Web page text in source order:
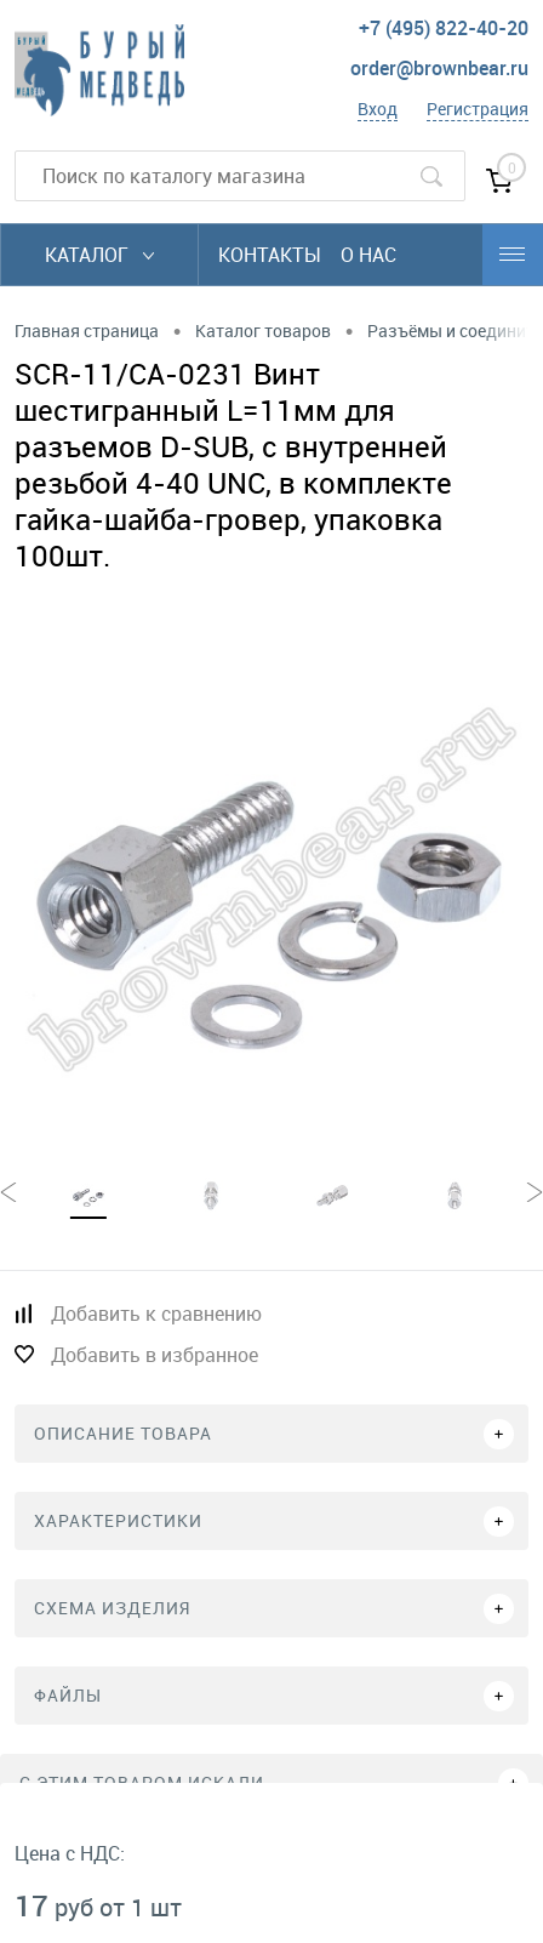
+7 (495) 822-40-20
order@brownbear.ru
Вход Регистрация
0
КАТАЛОГ КОНТАКТЫ О НАС
Главная страница • Каталог товаров • Разъёмы и
SCR-11/CA-0231 Винт
шестигранный L=11мм для
разъемов D-SUB, с внутренней
резьбой 4-40 UNC, в комплекте
гайка-шайба-гровер, упаковка
100шт.
Добавить к сравнению
Добавить в избранное
ОПИСАНИЕ ТОВАРА
ХАРАКТЕРИСТИКИ
СХЕМА ИЗДЕЛИЯ
ФАЙЛЫ
C ЭТИМ ТОВАРОМ ИСКАЛИ
Цена с НДС:
17 руб от 1 шт